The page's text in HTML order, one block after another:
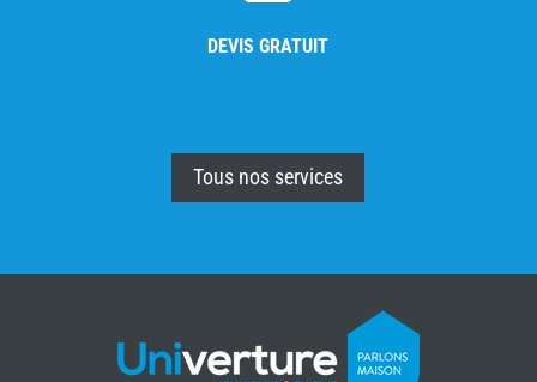
DEVIS GRATUIT
Tous nos services